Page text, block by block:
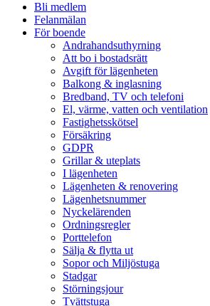
Bli medlem
Felanmälan
För boende
Andrahandsuthyrning
Att bo i bostadsrätt
Avgift för lägenheten
Balkong & inglasning
Bredband, TV och telefoni
El, värme, vatten och ventilation
Fastighetsskötsel
Försäkring
GDPR
Grillar & uteplats
I lägenheten
Lägenheten & renovering
Lägenhetsnummer
Nyckelärenden
Ordningsregler
Porttelefon
Sälja & flytta ut
Sopor och Miljöstuga
Stadgar
Störningsjour
Tvättstuga